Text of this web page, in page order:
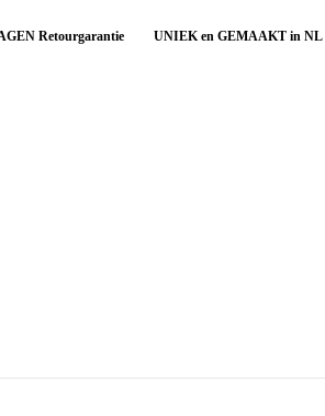
Retourgarantie UNIEK en GEMAAKT in NL